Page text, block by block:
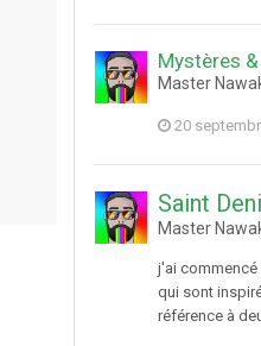
Mystères
Master
20
Saint
Master
j'ai commencé
qui sont
référence à